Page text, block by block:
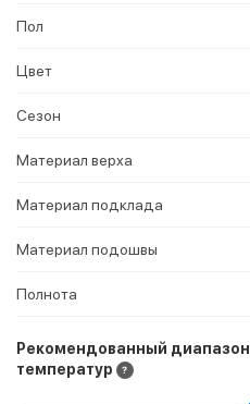
Пол
Цвет
Сезон
Материал верха
Материал подклада
Материал подошвы
Полнота
Рекомендованный диапазон
температур